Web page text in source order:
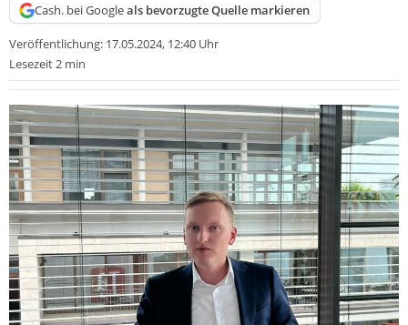
Cash. bei Googleals bevorzugte Quelle markieren
Veröffentlichung: 17.05.2024, 12:40 Uhr
Lesezeit 2 min